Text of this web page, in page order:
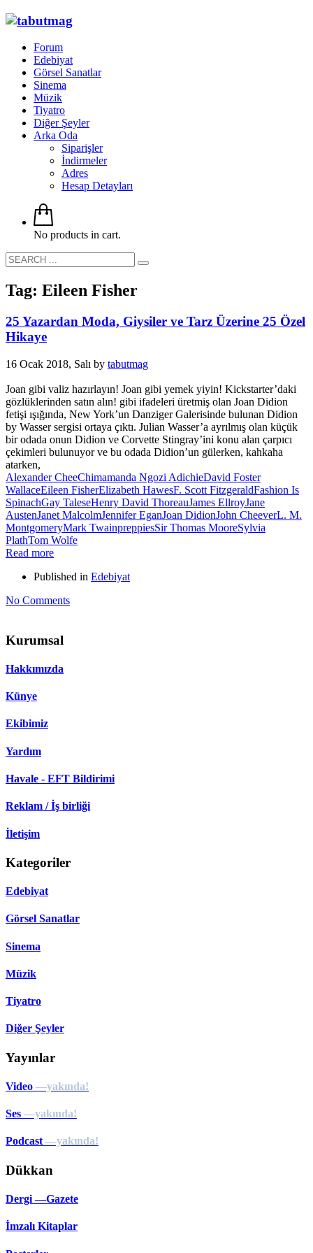
Forum
Edebiyat
Görsel Sanatlar
Sinema
Müzik
Tiyatro
Diğer Şeyler
Arka Oda
Siparişler
İndirmeler
Adres
Hesap Detayları
No products in cart.
Tag: Eileen Fisher
25 Yazardan Moda, Giysiler ve Tarz Üzerine 25 Özel
Hikaye
16 Ocak 2018, Salı by tabutmag
Joan gibi valiz hazırlayın! Joan gibi yemek yiyin! Kickstarter’daki
gözlüklerinden satın alın! gibi ifadeleri üretmiş olan Joan Didion
fetişi ışığında, New York’un Danziger Galerisinde bulunan Didion
by Wasser sergisi ortaya çıktı. Julian Wasser’a ayrılmış olan küçük
bir odada onun Didion ve Corvette Stingray’ini konu alan çarpıcı
çekimleri bulunuyor ve bu odada Didion’un gülerken, kahkaha
atarken,
Alexander CheeChimamanda Ngozi AdichieDavid Foster
WallaceEileen FisherElizabeth HawesF. Scott FitzgeraldFashion Is
SpinachGay TaleseHenry David ThoreauJames EllroyJane
AustenJanet MalcolmJennifer EganJoan DidionJohn CheeverL. M.
MontgomeryMark TwainpreppiesSir Thomas MooreSylvia
PlathTom Wolfe
Read more
Published in Edebiyat
No Comments
Kurumsal
Hakkımızda
Künye
Ekibimiz
Yardım
Havale - EFT Bildirimi
Reklam / İş birliği
İletişim
Kategoriler
Edebiyat
Görsel Sanatlar
Sinema
Müzik
Tiyatro
Diğer Şeyler
Yayınlar
Video —yakında!
Ses —yakında!
Podcast—yakında!
Dükkan
Dergi —Gazete
İmzalı Kitaplar